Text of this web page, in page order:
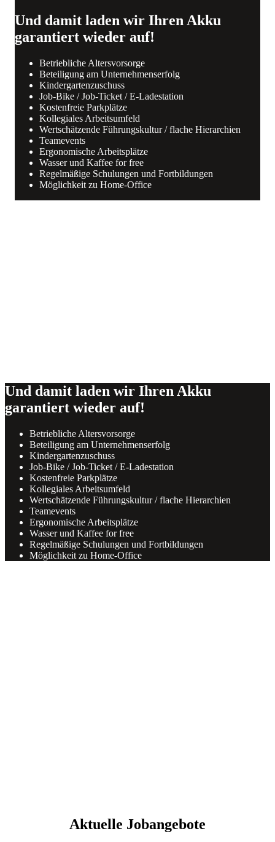
Und damit laden wir Ihren Akku
garantiert wieder auf!
Betriebliche Altersvorsorge
Beteiligung am Unternehmenserfolg
Kindergartenzuschuss
Job-Bike / Job-Ticket / E-Ladestation
Kostenfreie Parkplätze
Kollegiales Arbeitsumfeld
Wertschätzende Führungskultur / flache Hierarchien
Teamevents
Ergonomische Arbeitsplätze
Wasser und Kaffee for free
Regelmäßige Schulungen und Fortbildungen
Möglichkeit zu Home-Office
Und damit laden wir Ihren Akku
garantiert wieder auf!
Betriebliche Altersvorsorge
Beteiligung am Unternehmenserfolg
Kindergartenzuschuss
Job-Bike / Job-Ticket / E-Ladestation
Kostenfreie Parkplätze
Kollegiales Arbeitsumfeld
Wertschätzende Führungskultur / flache Hierarchien
Teamevents
Ergonomische Arbeitsplätze
Wasser und Kaffee for free
Regelmäßige Schulungen und Fortbildungen
Möglichkeit zu Home-Office
Aktuelle Jobangebote